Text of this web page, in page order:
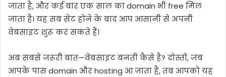
जाता है, और कई बार एक साल का domain भी free मिल
जाता है। यह सब सेट होने के बाद आप आसानी से अपनी
वेबसाइट शुरू कर सकते हैं।
अब सबसे जरूरी बात—वेबसाइट बनती कैसे है? दोस्तों, जब
आपके पास domain और hosting आ जाता है, तब आपको यह